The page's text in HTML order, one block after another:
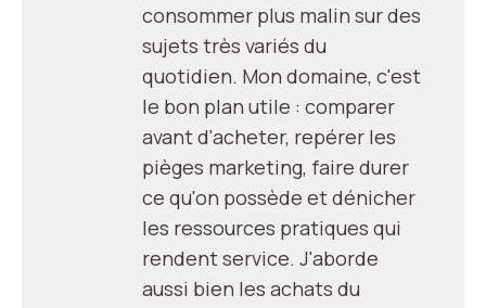
consommer plus malin sur des
sujets très variés du
quotidien. Mon domaine, c'est
le bon plan utile : comparer
avant d'acheter, repérer les
pièges marketing, faire durer
ce qu'on possède et dénicher
les ressources pratiques qui
rendent service. J'aborde
aussi bien les achats du